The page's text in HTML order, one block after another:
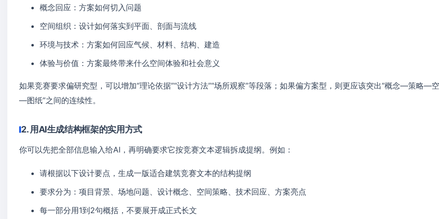
概念回应：方案如何切入问题
空间组织：设计如何落实到平面、剖面与流线
环境与技术：方案如何回应气候、材料、结构、建造
体验与价值：方案最终带来什么空间体验和社会意义
如果竞赛要求偏研究型，可以增加“理论依据”“设计方法”“场所观察”等段落；如果偏方案型，则更应该突出“概念—策略—
—图纸”之间的连续性。
2. 用AI生成结构框架的实用方式
你可以先把全部信息输入给AI，再明确要求它按竞赛文本逻辑拆成提纲。例如：
请根据以下设计要点，生成一版适合建筑竞赛文本的结构提纲
要求分为：项目背景、场地问题、设计概念、空间策略、技术回应、方案亮点
每一部分用1到2句概括，不要展开成正式长文